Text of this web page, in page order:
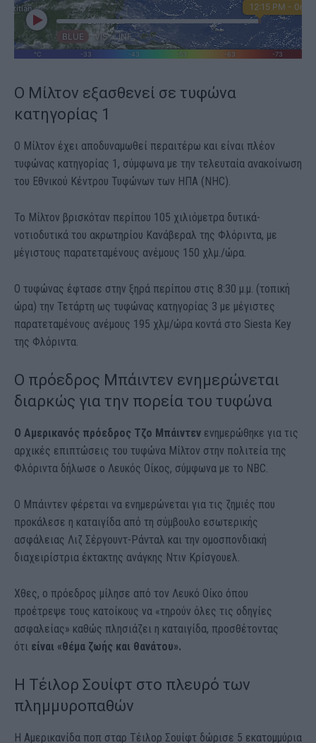
Ο Μίλτον εξασθενεί σε τυφώνα
κατηγορίας 1
Ο Μίλτον έχει αποδυναμωθεί περαιτέρω και είναι πλέον
τυφώνας κατηγορίας 1, σύμφωνα με την τελευταία ανακοίνωση
του Εθνικού Κέντρου Τυφώνων των ΗΠΑ (NHC).
Το Μίλτον βρισκόταν περίπου 105 χιλιόμετρα δυτικά-
νοτιοδυτικά του ακρωτηρίου Κανάβεραλ της Φλόριντα, με
μέγιστους παρατεταμένους ανέμους 150 χλμ./ώρα.
Ο τυφώνας έφτασε στην ξηρά περίπου στις 8:30 μ.μ. (τοπική
ώρα) την Τετάρτη ως τυφώνας κατηγορίας 3 με μέγιστες
παρατεταμένους ανέμους 195 χλμ/ώρα κοντά στο Siesta Key
της Φλόριντα.
Ο πρόεδρος Μπάιντεν ενημερώνεται
διαρκώς για την πορεία του τυφώνα
Ο Αμερικανός πρόεδρος Τζο Μπάιντεν ενημερώθηκε για τις
αρχικές επιπτώσεις του τυφώνα Μίλτον στην πολιτεία της
Φλόριντα δήλωσε ο Λευκός Οίκος, σύμφωνα με το NBC.
Ο Μπάιντεν φέρεται να ενημερώνεται για τις ζημιές που
προκάλεσε η καταιγίδα από τη σύμβουλο εσωτερικής
ασφάλειας Λιζ Σέργουντ-Ράνταλ και την ομοσπονδιακή
διαχειρίστρια έκτακτης ανάγκης Ντιν Κρίσγουελ.
Χθες, ο πρόεδρος μίλησε από τον Λευκό Οίκο όπου
προέτρεψε τους κατοίκους να «τηρούν όλες τις οδηγίες
ασφαλείας» καθώς πλησιάζει η καταιγίδα, προσθέτοντας
ότι είναι «θέμα ζωής και θανάτου».
H Τέιλορ Σουίφτ στο πλευρό των
πλημμυροπαθών
Η Αμερικανίδα ποπ σταρ Τέιλορ Σουίφτ δώρισε 5 εκατομμύρια